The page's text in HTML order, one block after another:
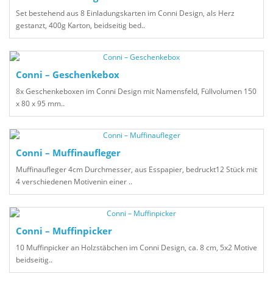
Set bestehend aus 8 Einladungskarten im Conni Design, als Herz
gestanzt, 400g Karton, beidseitig bed..
Conni – Geschenkebox
8x Geschenkeboxen im Conni Design mit Namensfeld, Füllvolumen 150
x 80 x 95 mm..
Conni – Muffinaufleger
Muffinaufleger 4cm Durchmesser, aus Esspapier, bedruckt12 Stück mit
4 verschiedenen Motivenin einer ..
Conni – Muffinpicker
10 Muffinpicker an Holzstäbchen im Conni Design, ca. 8 cm, 5x2 Motive
beidseitig..